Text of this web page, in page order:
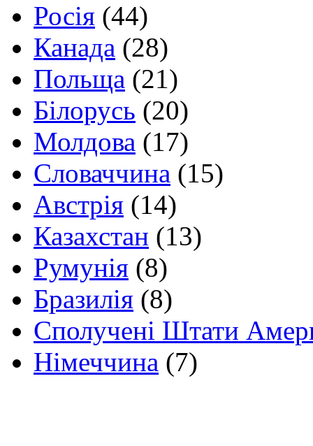
Росія (44)
Канада (28)
Польща (21)
Білорусь (20)
Молдова (17)
Словаччина (15)
Австрія (14)
Казахстан (13)
Румунія (8)
Бразилія (8)
Сполучені Штати
Німеччина (7)